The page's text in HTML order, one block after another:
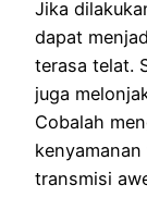
Jika
dapat
terasa telat.
juga
Cobalah
transmisi